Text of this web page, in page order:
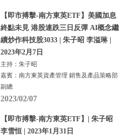
【即市搏擊-南方東英ETF】美國加息
終點未見 港股連跌三日反彈 AI概念繼
續炒作科技股3033 | 朱子昭 李溢琳 |
2023年2月7日
主持：朱子昭
嘉賓：南方東英資產管理 銷售及產品策略部
副總
2023/02/07
【即市搏擊-南方東英ETF】| 朱子昭
李雪恒 | 2023年1月31日